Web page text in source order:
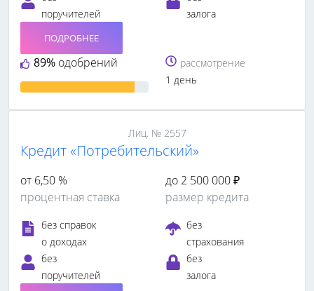
поручителей
залога
89% одобрений
ПОДРОБНЕЕ
рассмотрение
1 день
Лиц. № 2557
Кредит «Потребительский»
от 6,50 %
процентная ставка
до 2 500 000 ₽
размер кредита
без справок
о доходах
без
страхования
без
поручителей
без
залога